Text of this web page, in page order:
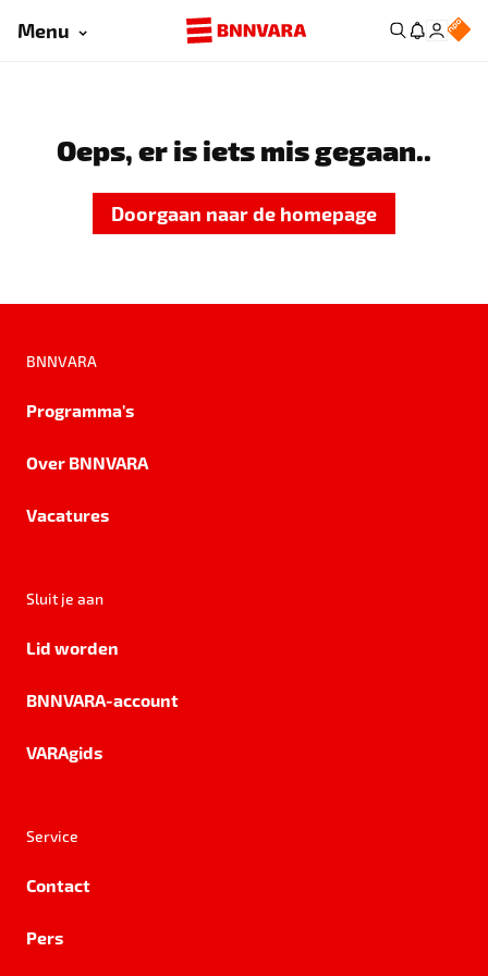
Menu
Oeps, er is iets mis gegaan..
Doorgaan naar de homepage
BNNVARA
Programma's
Over BNNVARA
Vacatures
Sluit je aan
Lid worden
BNNVARA-account
VARAgids
Service
Contact
Pers